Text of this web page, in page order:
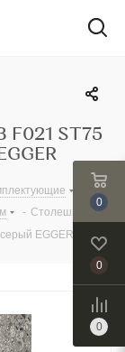
F021 ST75
- Столешница
EGGER
0
0
0